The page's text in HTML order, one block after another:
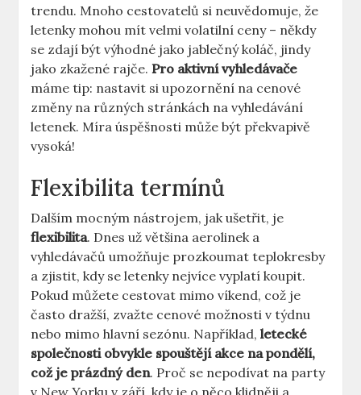
trendu. Mnoho cestovatelů si neuvědomuje, že
letenky mohou mít velmi volatilní ceny – někdy
se zdají být výhodné jako jablečný koláč, jindy
jako zkažené rajče.Pro aktivní vyhledávače
máme tip: nastavit si upozornění na cenové
změny na různých stránkách na vyhledávání
letenek. Míra úspěšnosti může být překvapivě
vysoká!
Flexibilita termínů
Dalším mocným nástrojem, jak ušetřit, je
flexibilita. Dnes už většina aerolinek a
vyhledávačů umožňuje prozkoumat teplokresby
a zjistit, kdy se letenky nejvíce vyplatí koupit.
Pokud můžete cestovat mimo víkend, což je
často dražší, zvažte cenové možnosti v týdnu
nebo mimo hlavní sezónu. Například,letecké
společnosti obvykle spouštějí akce na pondělí,
což je prázdný den. Proč se nepodívat na party
v New Yorku v září, kdy je o něco klidněji a